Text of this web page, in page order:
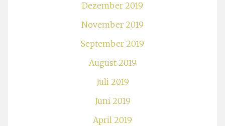
Dezember 2019
November 2019
September 2019
August 2019
Juli 2019
Juni 2019
April 2019